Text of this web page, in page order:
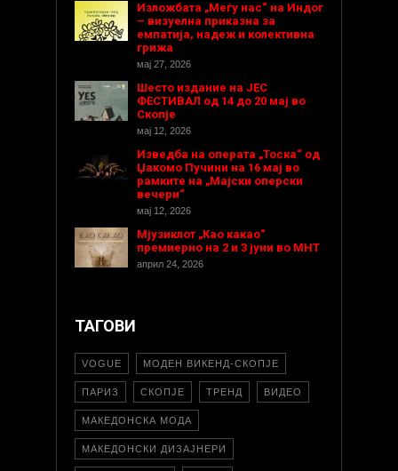
Изложбата „Меѓу нас“ на Индог
– визуелна приказна за
емпатија, надеж и колективна
грижа
мај 27, 2026
Шесто издание на ЈЕС
ФЕСТИВАЛ од 14 до 20 мај во
Скопје
мај 12, 2026
Изведба на операта „Тоска“ од
Џакомо Пучини на 16 мај во
рамките на „Мајски оперски
вечери“
мај 12, 2026
Мјузиклот „Као какао“
премиерно на 2 и 3 јуни во МНТ
април 24, 2026
ТАГОВИ
VOGUE МОДЕН ВИКЕНД-СКОПЈЕ
ПАРИЗ СКОПЈЕ ТРЕНД ВИДЕО
МАКЕДОНСКА МОДА
МАКЕДОНСКИ ДИЗАЈНЕРИ